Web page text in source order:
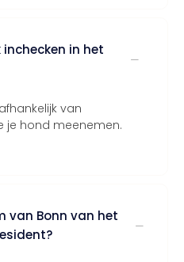
in het
van
je hond meenemen.
van Bonn van het